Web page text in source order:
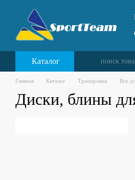
Перейти к основному контенту
Каталог
Главная Каталог Тренировки Все
Диски, блины